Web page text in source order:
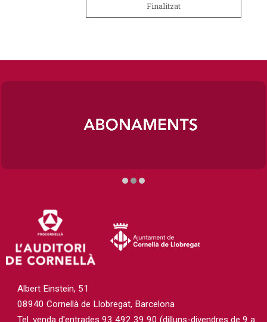
Finalitzat
Albert Einstein, 51
08940 Cornellà de Llobregat, Barcelona
Tel. venda d'entrades 93 492 39 90 (dilluns-divendres de 9 a